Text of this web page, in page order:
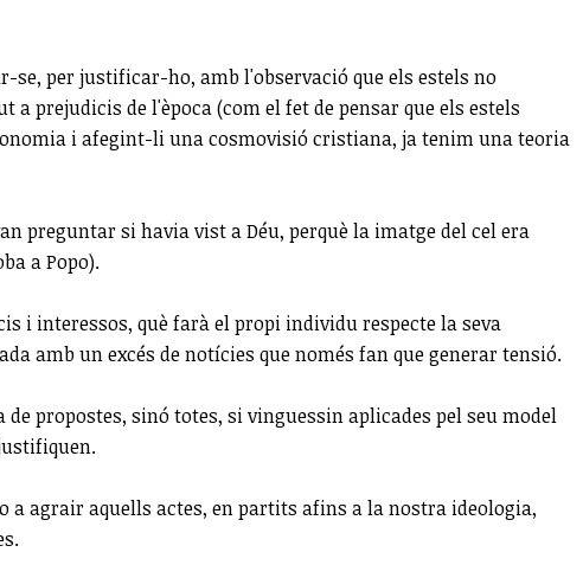
se, per justificar-ho, amb l'observació que els estels no
prejudicis de l'època (com el fet de pensar que els estels
i afegint-li una cosmovisió cristiana, ja tenim una teoria
preguntar si havia vist a Déu, perquè la imatge del cel era
a Popo).
i interessos, què farà el propi individu respecte la seva
amb un excés de notícies que només fan que generar tensió.
propostes, sinó totes, si vinguessin aplicades pel seu model
a agrair aquells actes, en partits afins a la nostra ideologia,